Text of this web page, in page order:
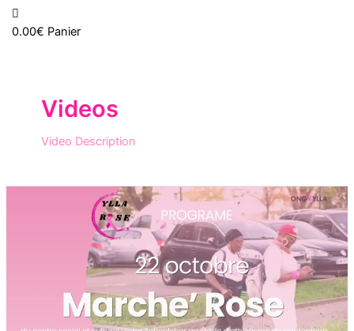
0.00€ Panier
Videos
Video Description